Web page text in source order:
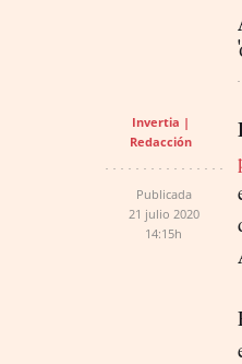
Invertia |
Redacción
Publicada
21 julio 2020
14:15h